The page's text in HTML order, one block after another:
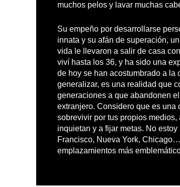
muchos pelos y lavar muchas
Su empeño por desarrollarse
innata y su afán de superación,
vida le llevaron a salir de casa
viví hasta los 36, y ha sido una
de hoy se han acostumbrado a la
generalizar, es una realidad que
generaciones a que abandonen
extranjero. Considero que es una
sobrevivir por tus propios
inquietan y a fijar metas. No
Francisco, Nueva York,
emplazamientos más